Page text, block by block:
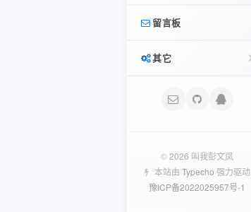
SWAPIDC
分享
日记
Typecho
首页
文迹
闲言碎语
留言板
其它
登录
评论 RSS
© 2026 叫我彭文凤
本站由 Typecho 强力驱动
豫ICP备2022025957号-1